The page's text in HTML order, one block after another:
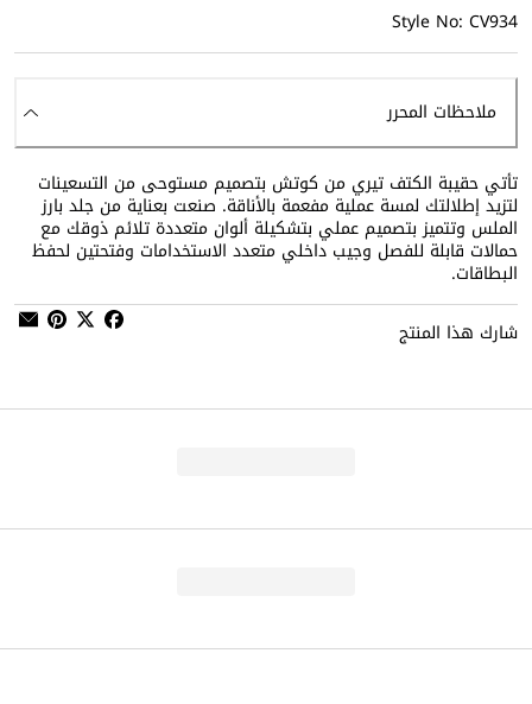
Style No: CV934
ملاحظات المحرر
تأتي حقيبة الكتف تيري من كوتش بتصميم مستوحى من التسعينات
لتزيد إطلالتك لمسة عملية مفعمة بالأناقة. صنعت بعناية من جلد بارز
الملس وتتميز بتصميم عملي بتشكيلة ألوان متعددة تلائم ذوقك مع
حمالات قابلة للفصل وجيب داخلي متعدد الاستخدامات وفتحتين لحفظ
البطاقات.
شارك هذا المنتج